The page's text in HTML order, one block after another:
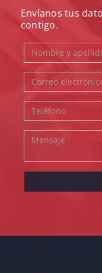
Envíanos tus
contigo.